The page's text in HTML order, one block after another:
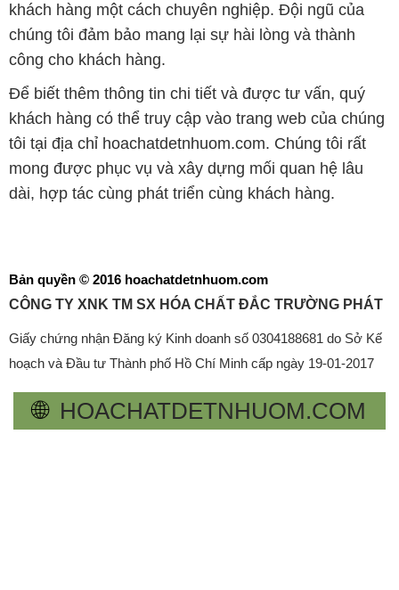
khách hàng một cách chuyên nghiệp. Đội ngũ của
chúng tôi đảm bảo mang lại sự hài lòng và thành
công cho khách hàng.
Để biết thêm thông tin chi tiết và được tư vấn, quý
khách hàng có thể truy cập vào trang web của chúng
tôi tại địa chỉ hoachatdetnhuom.com. Chúng tôi rất
mong được phục vụ và xây dựng mối quan hệ lâu
dài, hợp tác cùng phát triển cùng khách hàng.
Bản quyền © 2016 hoachatdetnhuom.com
CÔNG TY XNK TM SX HÓA CHẤT ĐẮC TRƯỜNG PHÁT
Giấy chứng nhận Đăng ký Kinh doanh số 0304188681 do Sở Kế
hoạch và Đầu tư Thành phố Hồ Chí Minh cấp ngày 19-01-2017
🌐 HOACHATDETNHUOM.COM